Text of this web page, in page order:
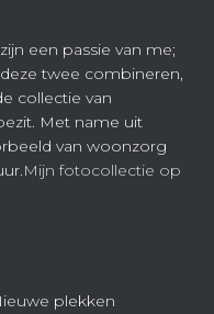
een passie van me;
twee combineren,
collectie van
Met name uit
van woonzorg
Mijn fotocollectie op
plekken